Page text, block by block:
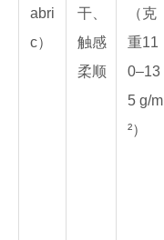
abri
c）
干、
触感
柔顺
（克
重11
0–13
5 g/m
²）